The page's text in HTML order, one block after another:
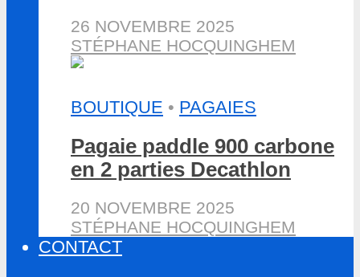
26 NOVEMBRE 2025
STÉPHANE HOCQUINGHEM
BOUTIQUE • PAGAIES
Pagaie paddle 900 carbone
en 2 parties Decathlon
20 NOVEMBRE 2025
STÉPHANE HOCQUINGHEM
CONTACT